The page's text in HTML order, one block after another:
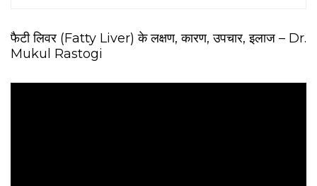
फैटी लिवर (Fatty Liver) के लक्षण, कारण, उपचार, इलाज – Dr.
Mukul Rastogi